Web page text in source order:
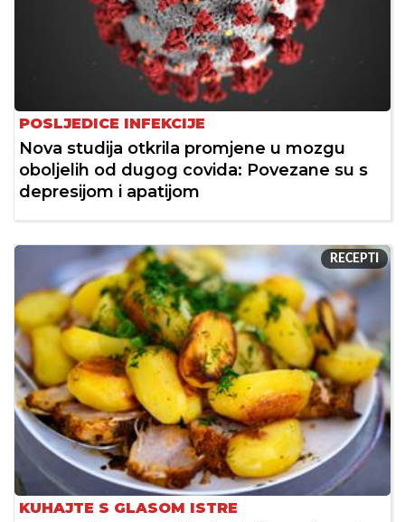
POSLJEDICE INFEKCIJE
Nova studija otkrila promjene u mozgu
oboljelih od dugog covida: Povezane su s
depresijom i apatijom
RECEPTI
KUHAJTE S GLASOM ISTRE